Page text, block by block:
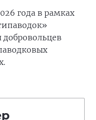
года в рамках